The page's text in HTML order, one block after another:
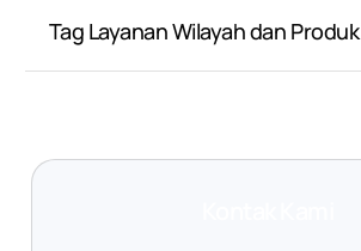
Tag Layanan Wilayah dan Produk